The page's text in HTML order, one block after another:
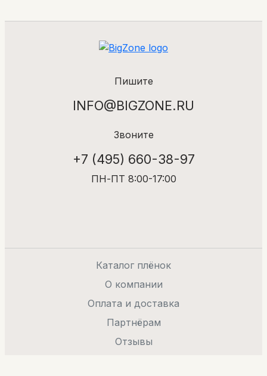
Пишите
INFO@BIGZONE.RU
Звоните
+7 (495) 660-38-97
ПН-ПТ 8:00-17:00
Каталог плёнок
О компании
Оплата и доставка
Партнёрам
Отзывы